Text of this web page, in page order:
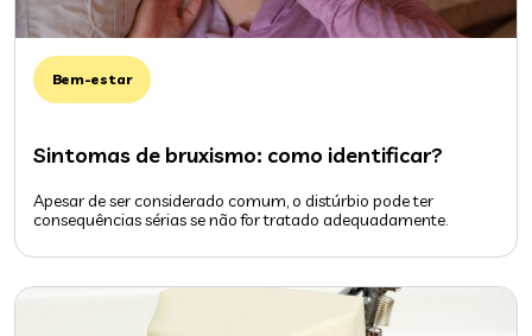
Bem-estar
Sintomas de bruxismo: como identificar?
Apesar de ser considerado comum, o distúrbio pode ter
consequências sérias se não for tratado adequadamente.